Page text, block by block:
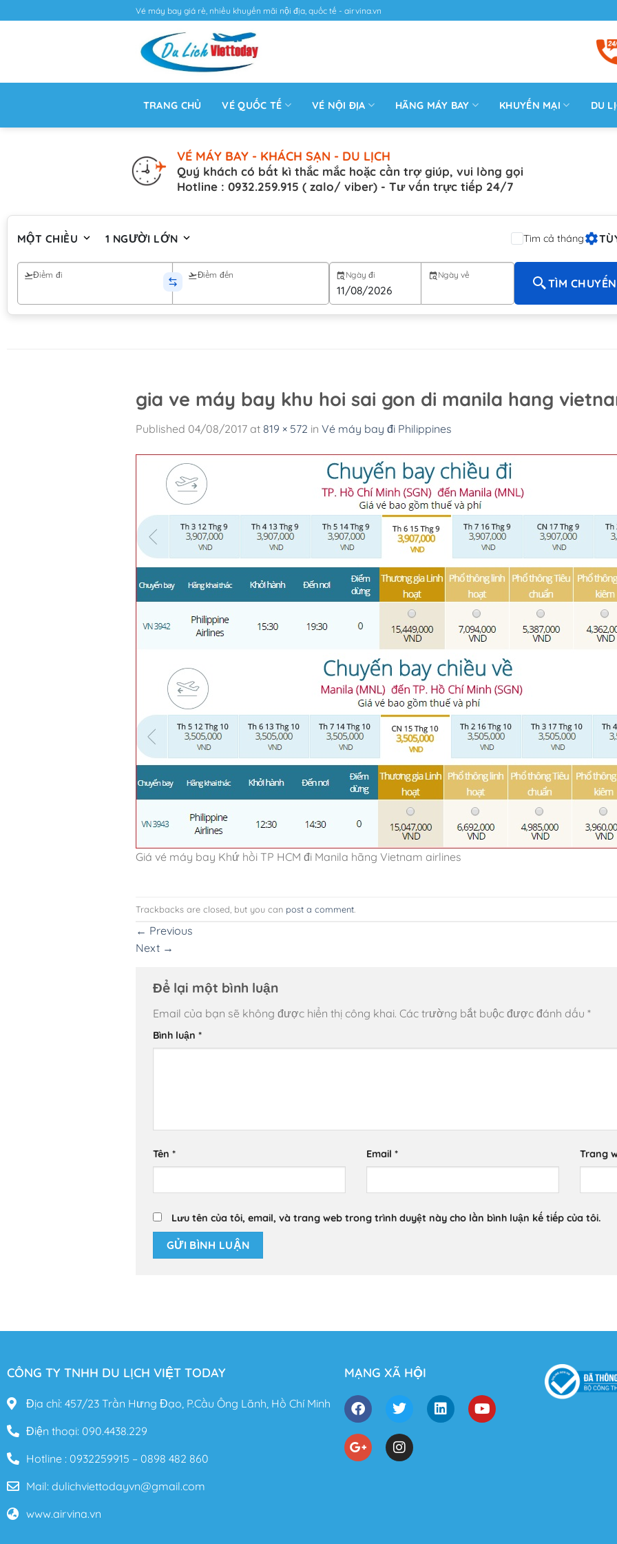
Vé máy bay giá rẻ, nhiều khuyến mãi nội địa, quốc tế - airvina.vn
TRANG CHỦ VÉ QUỐC TẾ VÉ NỘI ĐỊA HÃNG MÁY BAY KHUYẾN MẠI DU
VÉ MÁY BAY - KHÁCH SẠN - DU LỊCH
Quý khách có bất kì thắc mắc hoặc cần trợ giúp, vui lòng gọi
Hotline : 0932.259.915 ( zalo/ viber) - Tư vấn trực tiếp 24/7
MỘT CHIỀU 1 NGƯỜI LỚN Tìm cả tháng
Điểm đi Điểm đến Ngày đi Ngày về
TÌM
gia ve máy bay khu hoi sai gon di manila hang
Published 04/08/2017 at 819 × 572 in Vé máy bay đi Philippines
Giá vé máy bay Khứ hồi TP HCM đi Manila hãng Vietnam airlines
Trackbacks are closed, but you can post a comment
← Previous
Next →
Để lại một bình luận
Email của bạn sẽ không được hiển thị công khai. Các trường bắt buộc được đánh dấu *
Bình luận *
Tên * Email * Trang
Lưu tên của tôi, email, và trang web trong trình duyệt này cho lần bình luận kế tiếp của tôi.
CÔNG TY TNHH DU LỊCH VIỆT TODAY
Địa chỉ: 457/23 Trần Hưng Đạo, P.Cầu Ông Lãnh, Hồ Chí Minh
Điện thoại: 090.4438.229
Hotline : 0932259915 – 0898 482 860
Mail: dulichviettodayvn@gmail.com
www.airvina.vn
MẠNG XÃ HỘI